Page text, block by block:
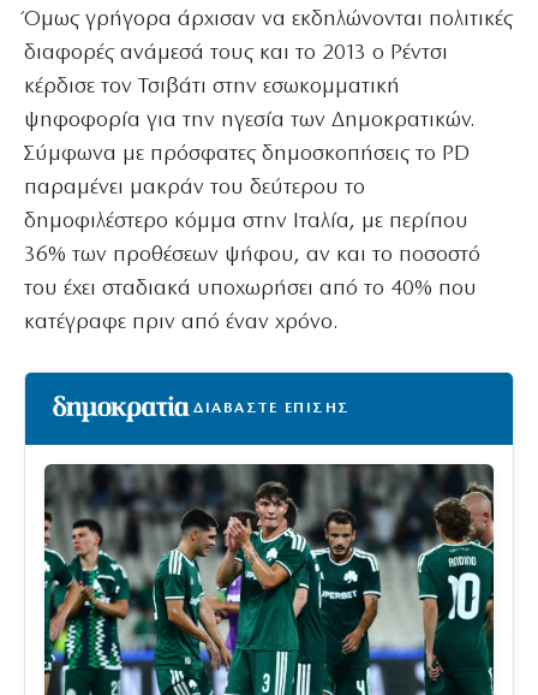
Όμως γρήγορα άρχισαν να εκδηλώνονται πολιτικές
διαφορές ανάμεσά τους και το 2013 ο Ρέντσι
κέρδισε τον Τσιβάτι στην εσωκομματική
ψηφοφορία για την ηγεσία των Δημοκρατικών.
Σύμφωνα με πρόσφατες δημοσκοπήσεις το PD
παραμένει μακράν του δεύτερου το
δημοφιλέστερο κόμμα στην Ιταλία, με περίπου
36% των προθέσεων ψήφου, αν και το ποσοστό
του έχει σταδιακά υποχωρήσει από το 40% που
κατέγραφε πριν από έναν χρόνο.
ΔΙΑΒΑΣΤΕ ΕΠΙΣΗΣ